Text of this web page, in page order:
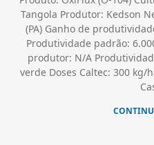
Tangola Produtor: Kedson
(PA) Ganho de
Produtividade padrão:
produtor: N/A
verde Doses Caltec: 300 kg/